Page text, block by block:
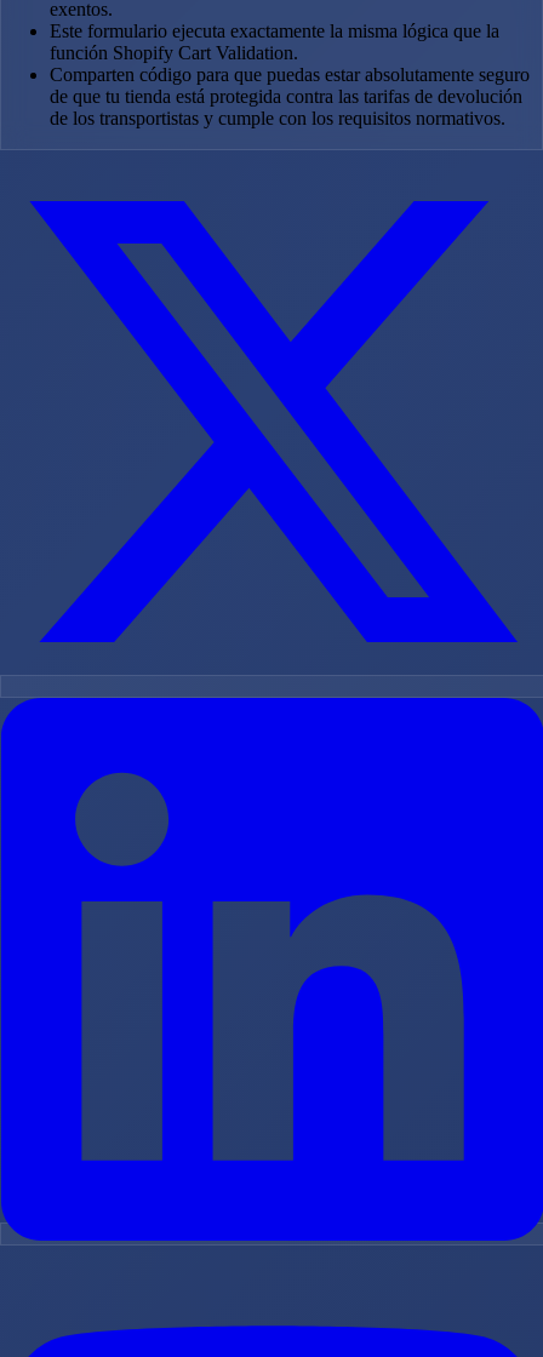
exentos.
Este formulario ejecuta exactamente la misma lógica que la
función Shopify Cart Validation.
Comparten código para que puedas estar absolutamente seguro
de que tu tienda está protegida contra las tarifas de devolución
de los transportistas y cumple con los requisitos normativos.